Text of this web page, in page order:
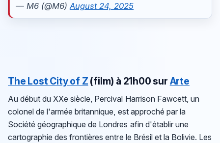
— M6 (@M6) August 24, 2025
The Lost City of Z (film) à 21h00 sur Arte
Au début du XXe siècle, Percival Harrison Fawcett, un
colonel de l'armée britannique, est approché par la
Société géographique de Londres afin d'établir une
cartographie des frontières entre le Brésil et la Bolivie. Les